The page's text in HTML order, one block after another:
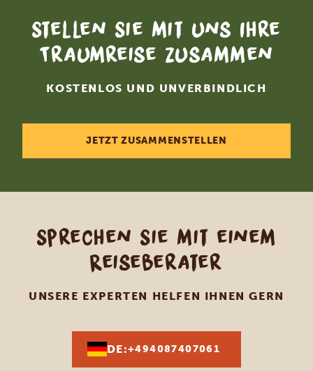
Stellen Sie mit uns Ihre
Traumreise zusammen
KOSTENLOS UND UNVERBINDLICH
JETZT ZUSAMMENSTELLEN
Sprechen Sie mit einem
Reiseberater
UNSERE EXPERTEN HELFEN IHNEN GERN
DE:+494087407061